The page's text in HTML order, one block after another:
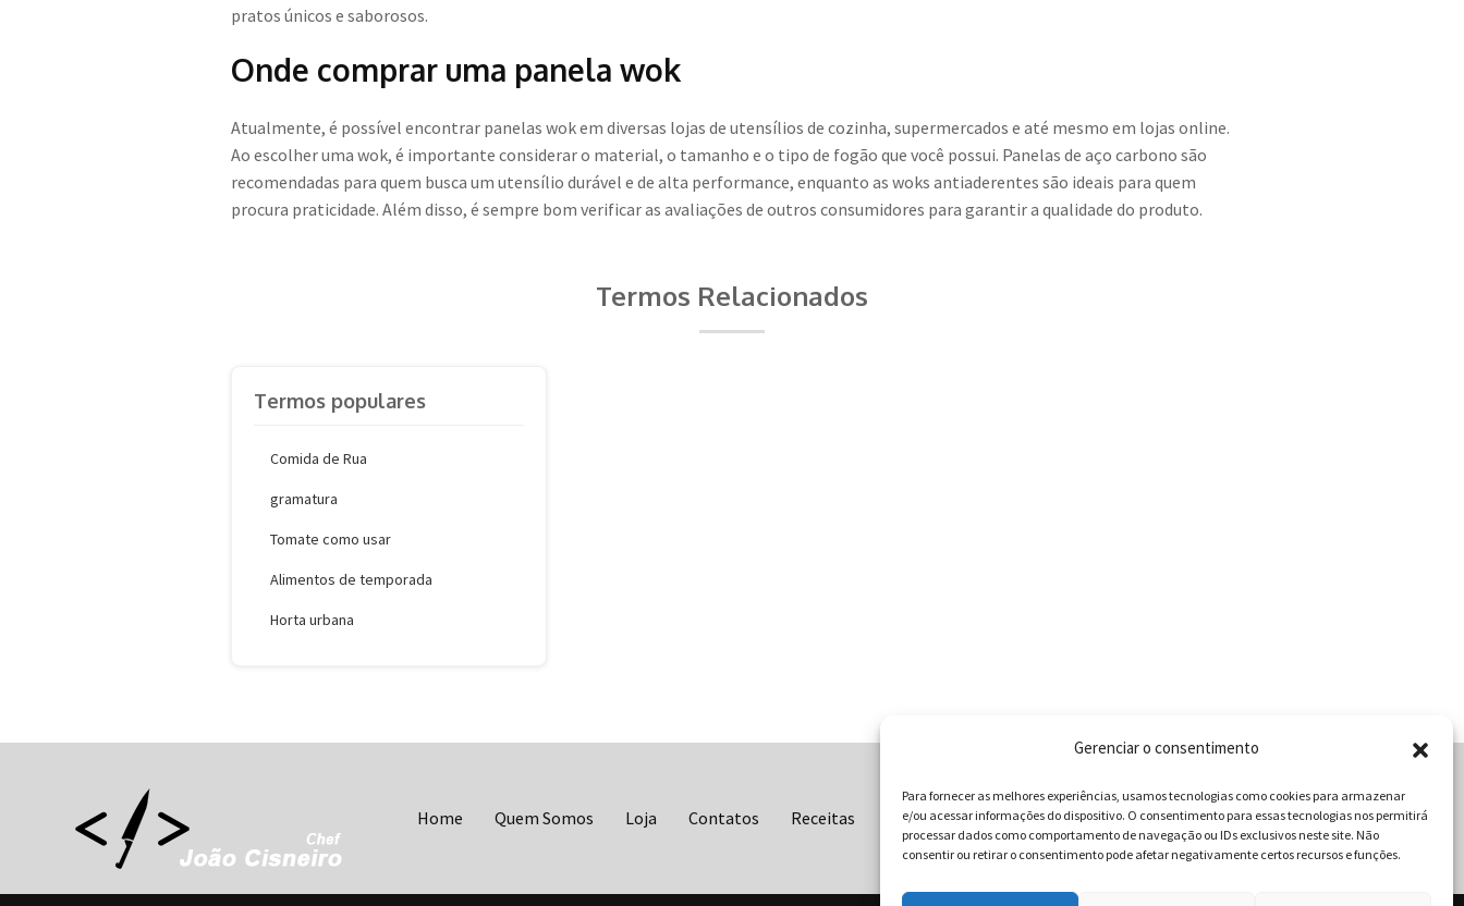
Gerenciar o consentimento
Para fornecer as melhores experiências, usamos tecnologias como cookies para armazenar
e/ou acessar informações do dispositivo. O consentimento para essas tecnologias nos permitirá
processar dados como comportamento de navegação ou IDs exclusivos neste site. Não
consentir ou retirar o consentimento pode afetar negativamente certos recursos e funções.
pratos únicos e saborosos.
Onde comprar uma panela wok
Atualmente, é possível encontrar panelas wok em diversas lojas de utensílios de cozinha, supermercados e até mesmo em lojas online.
Ao escolher uma wok, é importante considerar o material, o tamanho e o tipo de fogão que você possui. Panelas de aço carbono são
recomendadas para quem busca um utensílio durável e de alta performance, enquanto as woks antiaderentes são ideais para quem
procura praticidade. Além disso, é sempre bom verificar as avaliações de outros consumidores para garantir a qualidade do produto.
Termos Relacionados
Termos populares
Comida de Rua
gramatura
Tomate como usar
Alimentos de temporada
Horta urbana
Home Quem Somos Loja Contatos Receitas Blog Vocabulário da Gastronomia